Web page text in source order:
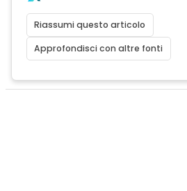
Riassumi questo articolo
Approfondisci con altre fonti